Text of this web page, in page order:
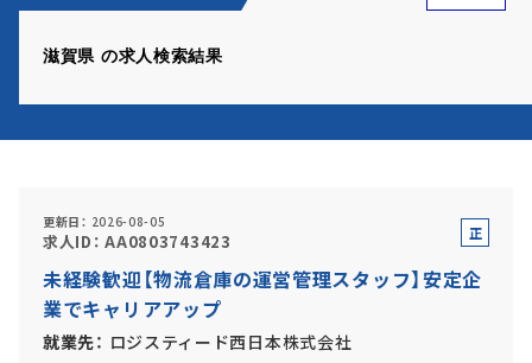
正社員(中途)採用
アルバイト・パート採用
滋賀県 の求人検索結果
更新日 2026-08-05
求人ID AA0803743423
正
員
未経験歓迎【物流倉庫の運営管理スタッフ】安定企
業でキャリアアップ
就業先 ロジスティード西日本株式会社